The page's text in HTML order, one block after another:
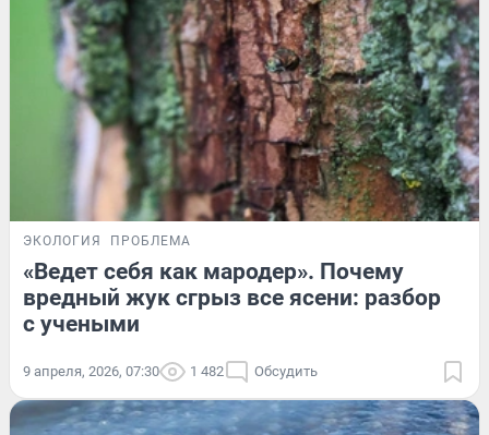
ЭКОЛОГИЯ ПРОБЛЕМА
«Ведет себя как мародер». Почему
вредный жук сгрыз все ясени: разбор
с учеными
9 апреля, 2026, 07:30 1 482 Обсудить